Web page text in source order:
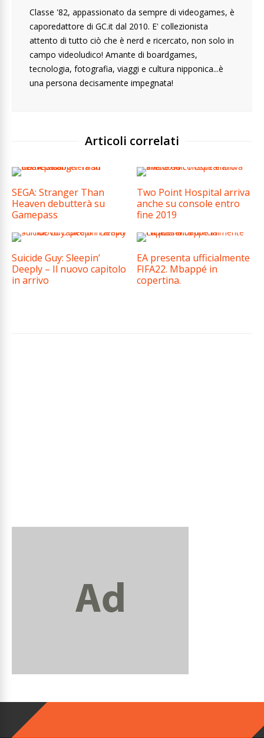
Classe '82, appassionato da sempre di videogames, è
caporedattore di GC.it dal 2010. E' collezionista
attento di tutto ciò che è nerd e ricercato, non solo in
campo videoludico! Amante di boardgames,
tecnologia, fotografia, viaggi e cultura nipponica...è
una persona decisamente impegnata!
Articoli correlati
SEGA: Stranger Than
Heaven debutterà su
Gamepass
Two Point Hospital arriva
anche su console entro
fine 2019
Suicide Guy: Sleepin’
Deeply – Il nuovo capitolo
in arrivo
EA presenta ufficialmente
FIFA22. Mbappé in
copertina.